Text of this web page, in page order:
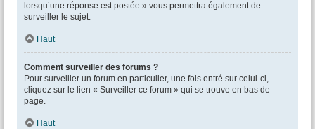
lorsqu’une réponse est postée » vous permettra également de
surveiller le sujet.
Haut
Comment surveiller des forums ?
Pour surveiller un forum en particulier, une fois entré sur celui-ci,
cliquez sur le lien « Surveiller ce forum » qui se trouve en bas de
page.
Haut